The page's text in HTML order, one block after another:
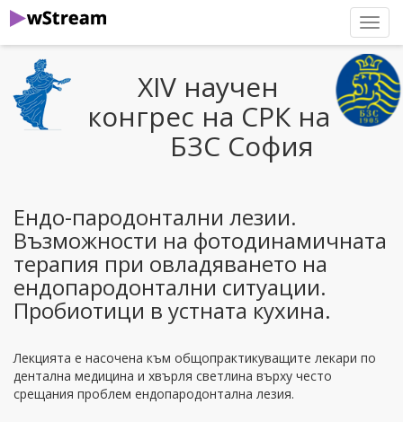
XIV научен
конгрес на СРК на
БЗС София
Ендо-пародонтални лезии.
Възможности на фотодинамичната
терапия при овладяването на
ендопародонтални ситуации.
Пробиотици в устната кухина.
Лекцията е насочена към общопрактикуващите лекари по
дентална медицина и хвърля светлина върху често
срещания проблем ендопародонтална лезия.